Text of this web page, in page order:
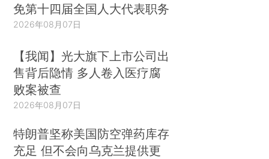
免第十四届全国人大代表职务
2026年08月07日
【我闻】光大旗下上市公司出
售背后隐情 多人卷入医疗腐
败案被查
2026年08月07日
特朗普坚称美国防空弹药库存
充足 但不会向乌克兰提供更